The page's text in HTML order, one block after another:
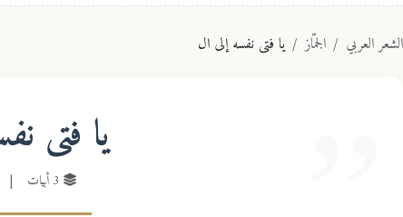
الشعر العربي الجمّاز يا فتى نفسه إلى ال
يا فتى
|